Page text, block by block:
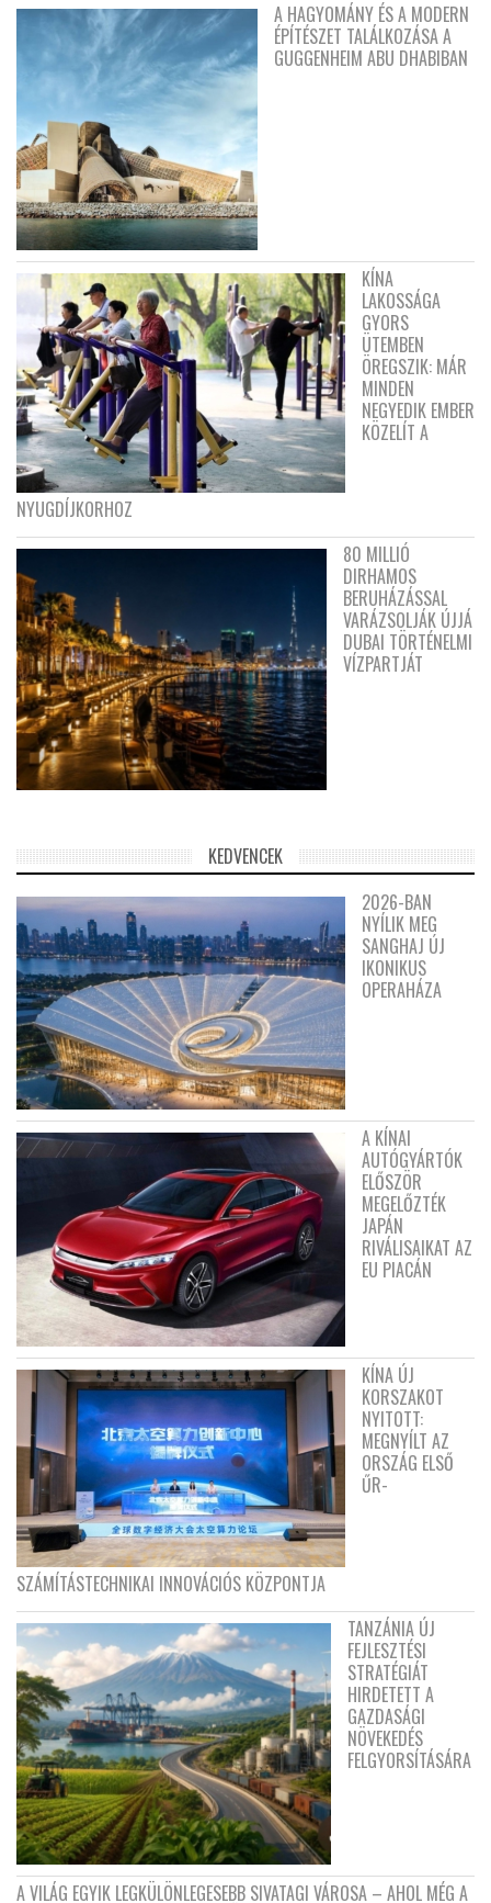
A HAGYOMÁNY ÉS A MODERN
ÉPÍTÉSZET TALÁLKOZÁSA A
GUGGENHEIM ABU DHABIBAN
KÍNA
LAKOSSÁGA
GYORS
ÜTEMBEN
ÖREGSZIK: MÁR
MINDEN
NEGYEDIK EMBER
KÖZELÍT A
NYUGDÍJKORHOZ
80 MILLIÓ
DIRHAMOS
BERUHÁZÁSSAL
VARÁZSOLJÁK ÚJJÁ
DUBAI TÖRTÉNELMI
VÍZPARTJÁT
KEDVENCEK
2026-BAN
NYÍLIK MEG
SANGHAJ ÚJ
IKONIKUS
OPERAHÁZA
A KÍNAI
AUTÓGYÁRTÓK
ELŐSZÖR
MEGELŐZTÉK
JAPÁN
RIVÁLISAIKAT AZ
EU PIACÁN
KÍNA ÚJ
KORSZAKOT
NYITOTT:
MEGNYÍLT AZ
ORSZÁG ELSŐ
ŰR-
SZÁMÍTÁSTECHNIKAI INNOVÁCIÓS KÖZPONTJA
TANZÁNIA ÚJ
FEJLESZTÉSI
STRATÉGIÁT
HIRDETETT A
GAZDASÁGI
NÖVEKEDÉS
FELGYORSÍTÁSÁRA
A VILÁG EGYIK LEGKÜLÖNLEGESEBB SIVATAGI VÁROSA – AHOL MÉG A